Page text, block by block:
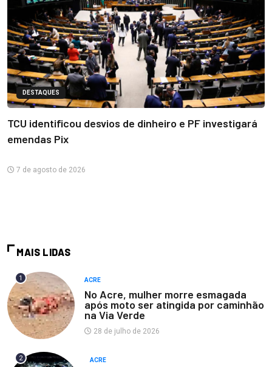
DESTAQUES
TCU identificou desvios de dinheiro e PF investigará
emendas Pix
7 de agosto de 2026
MAIS LIDAS
1 ACRE
No Acre, mulher morre esmagada
após moto ser atingida por caminhão
na Via Verde
28 de julho de 2026
2 ACRE